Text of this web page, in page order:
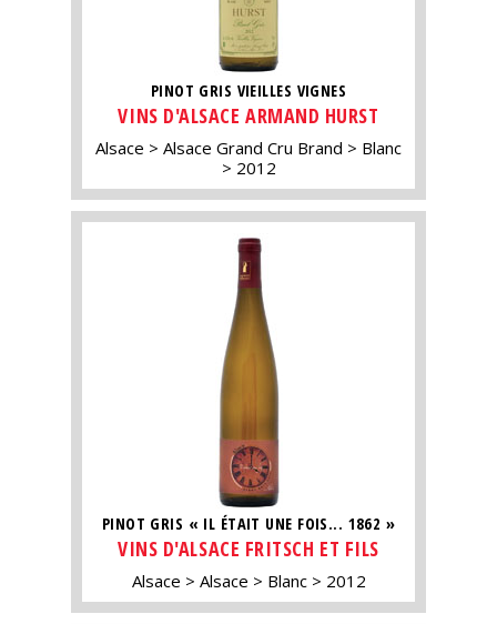
PINOT GRIS VIEILLES VIGNES
VINS D'ALSACE ARMAND HURST
Alsace Alsace Grand Cru Brand
Blanc
2012
PINOT GRIS « IL ÉTAIT UNE FOIS... 1862 »
VINS D'ALSACE FRITSCH ET FILS
Alsace Alsace Blanc 2012